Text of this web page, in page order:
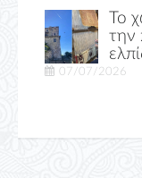
Το
την
07/07/2026